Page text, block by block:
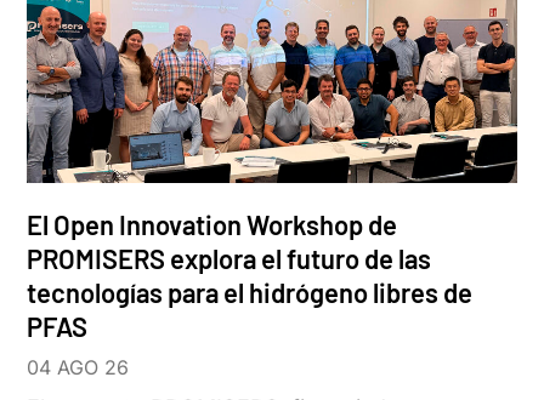
El Open Innovation Workshop de
PROMISERS explora el futuro de las
tecnologías para el hidrógeno libres de
PFAS
04 AGO 26